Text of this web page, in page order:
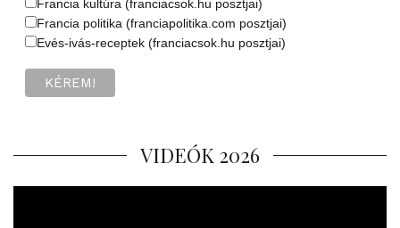
Francia kultúra (franciacsok.hu posztjai)
Francia politika (franciapolitika.com posztjai)
Evés-ivás-receptek (franciacsok.hu posztjai)
VIDEÓK 2026